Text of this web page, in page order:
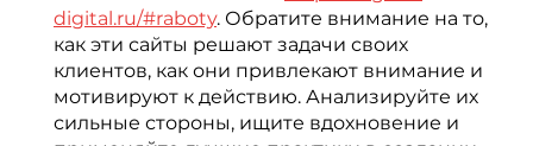
digital.ru/#raboty. Обратите внимание на то,
как эти сайты решают задачи своих
клиентов, как они привлекают внимание и
мотивируют к действию. Анализируйте их
сильные стороны, ищите вдохновение и